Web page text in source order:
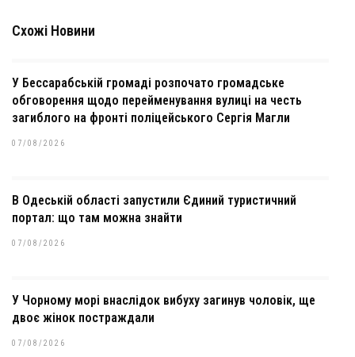
Схожі Новини
У Бессарабській громаді розпочато громадське
обговорення щодо перейменування вулиці на честь
загиблого на фронті поліцейського Сергія Магли
07/08/2026
В Одеській області запустили Єдиний туристичний
портал: що там можна знайти
07/08/2026
У Чорному морі внаслідок вибуху загинув чоловік, ще
двоє жінок постраждали
07/08/2026